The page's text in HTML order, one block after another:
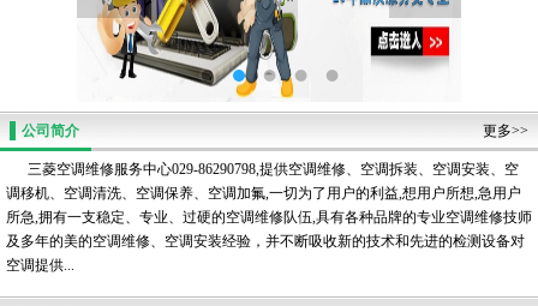
公司简介 更多>>
三菱空调维修服务中心029-86290798,提供空调维修、空调拆装、空调安装、空
调移机、空调清洗、空调保养、空调加氟,一切为了用户的利益,想用户所想,急用户
所急,拥有一支稳定、专业、过硬的空调维修队伍,具有各种品牌的专业空调维修技师
及多年的美的空调维修、空调安装经验，并不断吸收新的技术和先进的检测设备对
空调提供...